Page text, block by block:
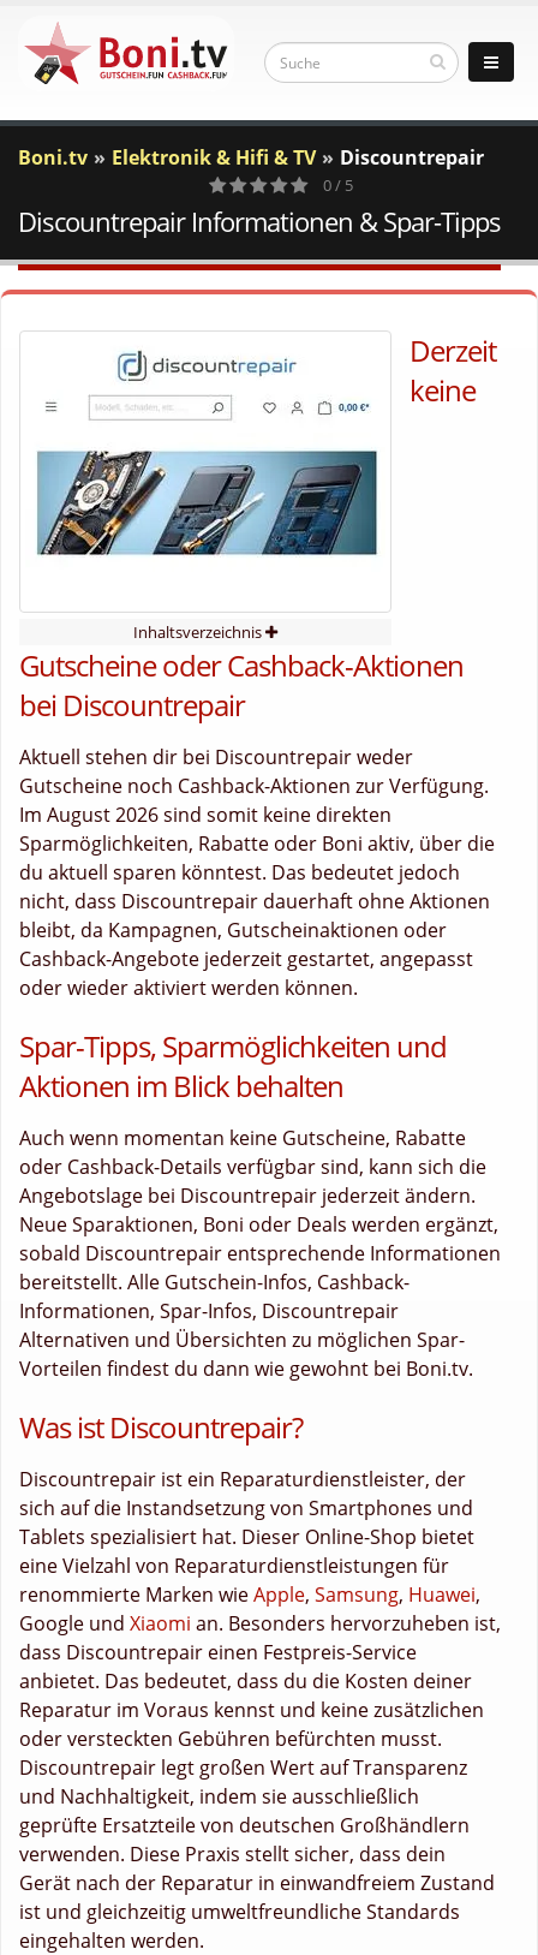
Boni.tv Elektronik & Hifi & TV Discountrepair
0
Votes
0 / 5
Discountrepair Informationen & Spar-Tipps
Inhaltsverzeichnis
Derzeit
keine
Gutscheine oder Cashback-Aktionen
bei Discountrepair
Aktuell stehen dir bei Discountrepair weder
Gutscheine noch Cashback-Aktionen zur Verfügung.
Im August 2026 sind somit keine direkten
Sparmöglichkeiten, Rabatte oder Boni aktiv, über die
du aktuell sparen könntest. Das bedeutet jedoch
nicht, dass Discountrepair dauerhaft ohne Aktionen
bleibt, da Kampagnen, Gutscheinaktionen oder
Cashback-Angebote jederzeit gestartet, angepasst
oder wieder aktiviert werden können.
Spar-Tipps, Sparmöglichkeiten und
Aktionen im Blick behalten
Auch wenn momentan keine Gutscheine, Rabatte
oder Cashback-Details verfügbar sind, kann sich die
Angebotslage bei Discountrepair jederzeit ändern.
Neue Sparaktionen, Boni oder Deals werden ergänzt,
sobald Discountrepair entsprechende Informationen
bereitstellt. Alle Gutschein-Infos, Cashback-
Informationen, Spar-Infos, Discountrepair
Alternativen und Übersichten zu möglichen Spar-
Vorteilen findest du dann wie gewohnt bei Boni.tv.
Was ist Discountrepair?
Discountrepair ist ein Reparaturdienstleister, der
sich auf die Instandsetzung von Smartphones und
Tablets spezialisiert hat. Dieser Online-Shop bietet
eine Vielzahl von Reparaturdienstleistungen für
renommierte Marken wieApple, Samsung, Huawei,
Google und Xiaomi an. Besonders hervorzuheben ist,
dass Discountrepair einen Festpreis-Service
anbietet. Das bedeutet, dass du die Kosten deiner
Reparatur im Voraus kennst und keine zusätzlichen
oder versteckten Gebühren befürchten musst.
Discountrepair legt großen Wert auf Transparenz
und Nachhaltigkeit, indem sie ausschließlich
geprüfte Ersatzteile von deutschen Großhändlern
verwenden. Diese Praxis stellt sicher, dass dein
Gerät nach der Reparatur in einwandfreiem Zustand
ist und gleichzeitig umweltfreundliche Standards
eingehalten werden.